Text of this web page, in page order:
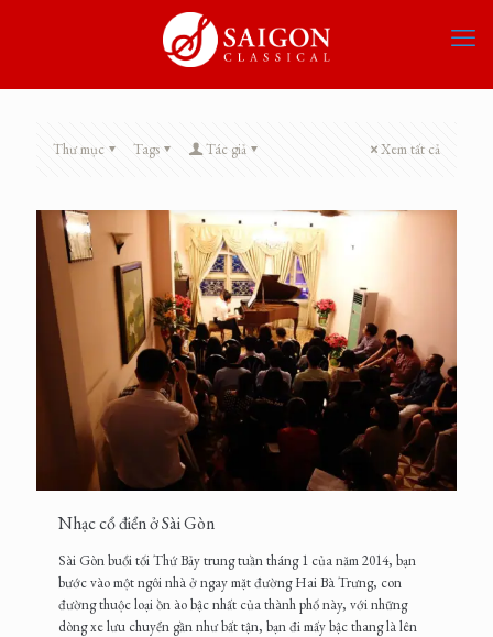
Thư mục Tags Tác giả Xem tất cả
Nhạc cổ điển ở Sài Gòn
Sài Gòn buổi tối Thứ Bảy trung tuần tháng 1 của năm 2014, bạn
bước vào một ngôi nhà ở ngay mặt đường Hai Bà Trưng, con
đường thuộc loại ồn ào bậc nhất của thành phố này, với những
dòng xe lưu chuyển gần như bất tận, bạn đi mấy bậc thang là lên